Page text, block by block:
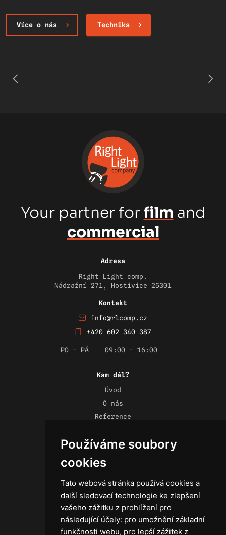
Používáme soubory
cookies
Tato webová stránka používá cookies a
další sledovací technologie ke zlepšení
vašeho zážitku z prohlížení pro
následující účely: pro umožnění základní
funkčnosti webu, pro lepší zážitek z
Více o nás Technika
Your partner forfilm and
commercial
Adresa
Right Light comp.
Nádražní 271, Hostivice 25301
Kontakt
info@rlcomp.cz
+420 602 340 387
PO - PÁ 09:00 - 16:00
Kam dál?
Úvod
O nás
Reference
Kontakt
Obchodní podmínky
Zásady ochrany osobních údajů
Technika